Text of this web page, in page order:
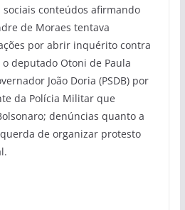
conteúdos afirmando
de Moraes tentava
por abrir inquérito contra
deputado Otoni de Paula
João Doria (PSDB) por
da Polícia Militar que
denúncias quanto a
de organizar protesto